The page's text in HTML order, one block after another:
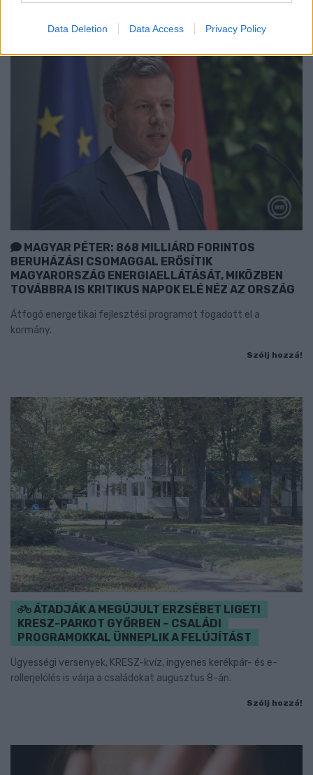
Data Deletion Data Access Privacy Policy
MAGYAR PÉTER: 868 MILLIÁRD FORINTOS
BERUHÁZÁSI CSOMAGGAL ERŐSÍTIK
MAGYARORSZÁG ENERGIAELLÁTÁSÁT, MIKÖZBEN
TOVÁBBRA IS KRITIKUS NAPOK ELÉ NÉZ AZ ORSZÁG
Átfogó energetikai fejlesztési programot fogadott el a
kormány.
Szólj hozzá!
ÁTADJÁK A MEGÚJULT ERZSÉBET LIGETI
KRESZ-PARKOT GYŐRBEN – CSALÁDI
PROGRAMOKKAL ÜNNEPLIK A FELÚJÍTÁST
Ügyességi versenyek, KRESZ-kvíz, ingyenes kerékpár- és e-
rollerjelölés is várja a családokat augusztus 8-án.
Szólj hozzá!